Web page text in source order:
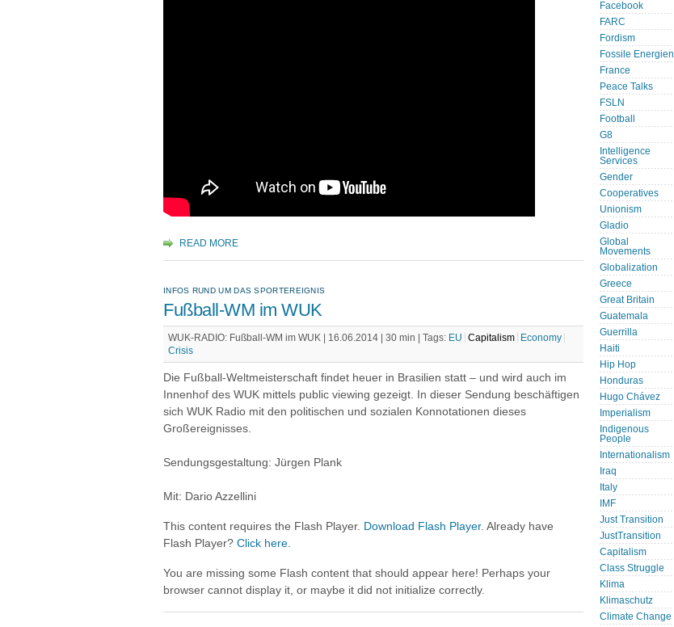
READ MORE
INFOS RUND UM DAS SPORTEREIGNIS
Fußball-WM im WUK
WUK-RADIO: Fußball-WM im WUK | 16.06.2014 | 30 min | Tags: EU Capitalism
Economy
Crisis
Die Fußball-Weltmeisterschaft findet heuer in Brasilien statt – und wird auch im
Innenhof des WUK mittels public viewing gezeigt. In dieser Sendung beschäftigen
sich WUK Radio mit den politischen und sozialen Konnotationen dieses
Großereignisses.
Sendungsgestaltung: Jürgen Plank
Mit: Dario Azzellini
This content requires the Flash Player. Download Flash Player. Already have
Flash Player? Click here.
You are missing some Flash content that should appear here! Perhaps your
browser cannot display it, or maybe it did not initialize correctly.
Facebook
FARC
Fordism
Fossile Energien
France
Peace Talks
FSLN
Football
G8
Intelligence
Services
Gender
Cooperatives
Unionism
Gladio
Global
Movements
Globalization
Greece
Great Britain
Guatemala
Guerrilla
Haiti
Hip Hop
Honduras
Hugo Chávez
Imperialism
Indigenous
People
Internationalism
Iraq
Italy
IMF
Just Transition
JustTransition
Capitalism
Class Struggle
Klima
Klimaschutz
Climate Change